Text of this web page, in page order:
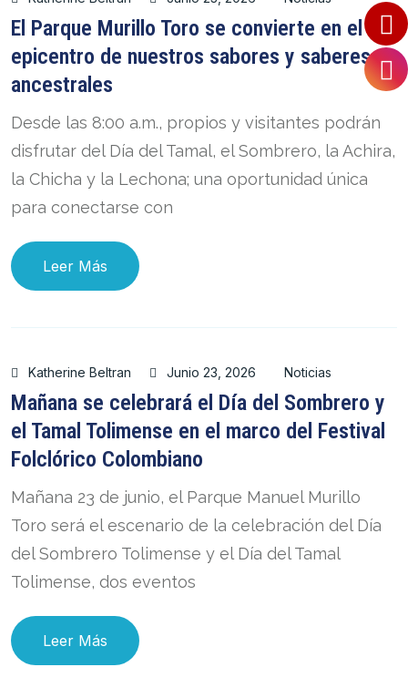
El Parque Murillo Toro se convierte en el
epicentro de nuestros sabores y saberes
ancestrales
Desde las 8:00 a.m., propios y visitantes podrán
disfrutar del Día del Tamal, el Sombrero, la Achira,
la Chicha y la Lechona; una oportunidad única
para conectarse con
Leer Más
Katherine Beltran Junio 23, 2026 Noticias
Mañana se celebrará el Día del Sombrero y
el Tamal Tolimense en el marco del Festival
Folclórico Colombiano
Mañana 23 de junio, el Parque Manuel Murillo
Toro será el escenario de la celebración del Día
del Sombrero Tolimense y el Día del Tamal
Tolimense, dos eventos
Leer Más